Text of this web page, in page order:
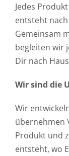
Jedes
entsteht
Gemeinsam
begleiten wir
Dir nach
Wir sind die
Wir
übernehmen
Produkt und
entsteht, wo